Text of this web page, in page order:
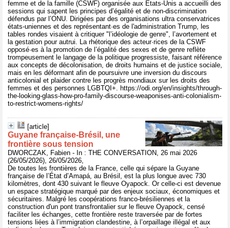
femme et de la famille (CSWF) organisée aux États-Unis a accueilli des
sessions qui sapent les principes d’égalité et de non-discrimination
défendus par l’ONU. Dirigées par des organisations ultra conservatrices
états-uniennes et des représentant·es de l'administration Trump, les
tables rondes visaient à critiquer "l’idéologie de genre", l’avortement et
la gestation pour autrui. La rhétorique des acteur·rices de la CSWF
opposé·es à la promotion de l’égalité des sexes et de genre reflète
trompeusement le langage de la politique progressiste, faisant référence
aux concepts de décolonisation, de droits humains et de justice sociale,
mais en les déformant afin de poursuivre une inversion du discours
anticolonial et plaider contre les progrès mondiaux sur les droits des
femmes et des personnes LGBTQI+. https://odi.org/en/insights/through-
the-looking-glass-how-pro-family-discourse-weaponises-anti-colonialism-
to-restrict-womens-rights/
[article]
Guyane française‑Brésil, une
frontière sous tension
DWORCZAK, Fabien - In : THE CONVERSATION, 26 mai 2026
(26/05/2026), 26/05/2026,
De toutes les frontières de la France, celle qui sépare la Guyane
française de l’État d’Amapá, au Brésil, est la plus longue avec 730
kilomètres, dont 430 suivant le fleuve Oyapock. Or celle-ci est devenue
un espace stratégique marqué par des enjeux sociaux, économiques et
sécuritaires. Malgré les coopérations franco-brésiliennes et la
construction d'un pont transfrontalier sur le fleuve Oyapock, censé
faciliter les échanges, cette frontière reste traversée par de fortes
tensions liées à l’immigration clandestine, à l’orpaillage illégal et aux